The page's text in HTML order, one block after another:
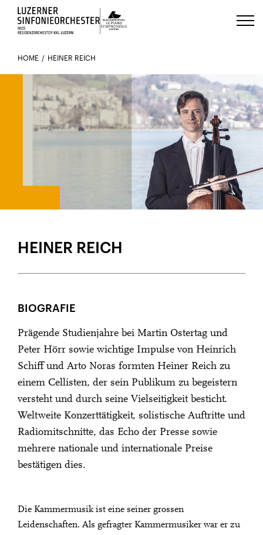
Luzerns Klavierfestival «Le Piano
HOME HEINER REICH
HEINER REICH
BIOGRAFIE
Prägende Studienjahre bei Martin Ostertag und
Peter Hörr sowie wichtige Impulse von Heinrich
Schiff und Arto Noras formten Heiner Reich zu
einem Cellisten, der sein Publikum zu begeistern
versteht und durch seine Vielseitigkeit besticht.
Weltweite Konzerttätigkeit, solistische Auftritte und
Radiomitschnitte, das Echo der Presse sowie
mehrere nationale und internationale Preise
bestätigen dies.
Die Kammermusik ist eine seiner grossen
Leidenschaften. Als gefragter Kammermusiker war er zu